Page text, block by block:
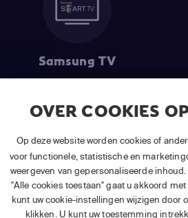
OVER COOKIES
Op deze website worden cookies of
voor functionele, statistische en
weergeven van gepersonaliseerde
"Alle cookies toestaan" gaat u akkoord
kunt uw cookie-instellingen wijzigen door
klikken. U kunt uw toestemming
Samsung TV
(1) De eerste 30 dagen gratis: Geldig op
van APP TV Light, Basic
(2) Prijs abonnement :
(3) Restart & Replayis beschikbaar voor
van je gekozen